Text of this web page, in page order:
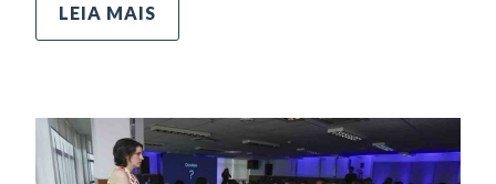
LEIA MAIS